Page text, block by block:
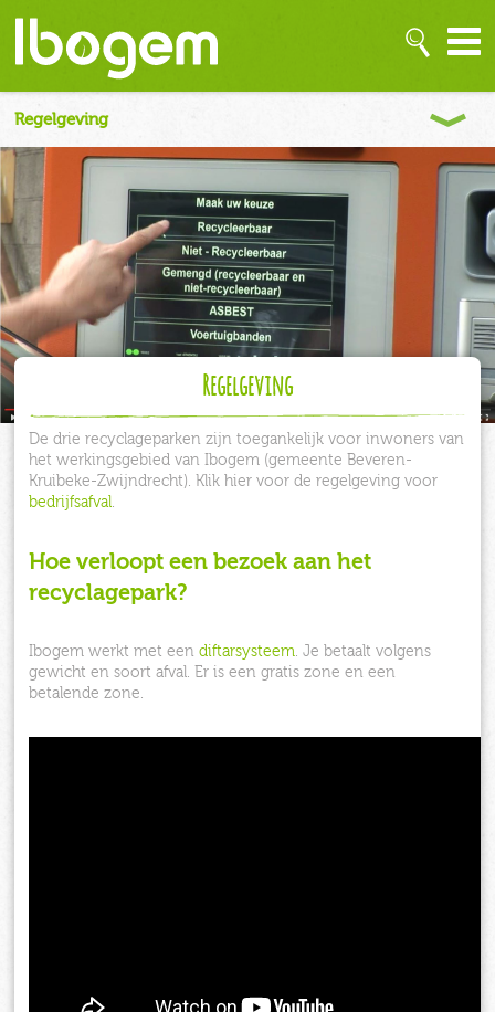
Regelgeving
De drie recyclageparken zijn toegankelijk voor inwoners van
het werkingsgebied van Ibogem (gemeente Beveren-
Kruibeke-Zwijndrecht). Klik hier voor de regelgeving voor
bedrijfsafval.
Hoe verloopt een bezoek aan het
recyclagepark?
Ibogem werkt met eendiftarsysteem. Je betaalt volgens
gewicht en soort afval. Er is een gratis zone en een
betalende zone.